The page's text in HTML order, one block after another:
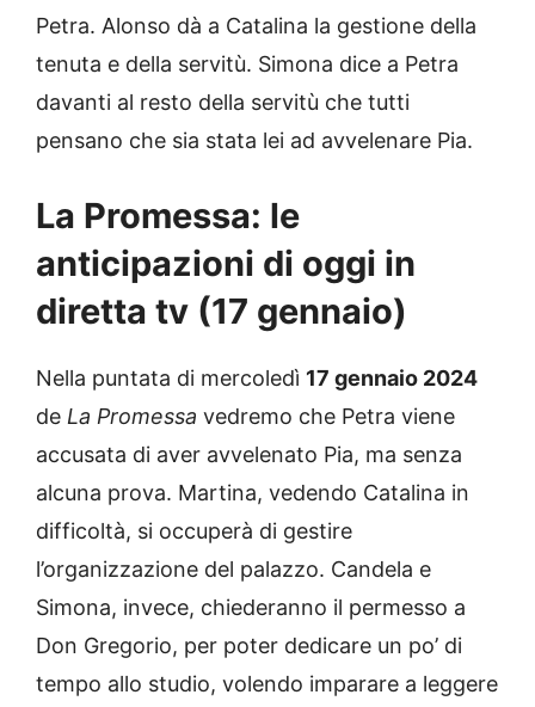
Petra. Alonso dà a Catalina la gestione della
tenuta e della servitù. Simona dice a Petra
davanti al resto della servitù che tutti
pensano che sia stata lei ad avvelenare Pia.
La Promessa: le
anticipazioni di oggi in
diretta tv (17 gennaio)
Nella puntata di mercoledì 17 gennaio 2024
de La Promessa vedremo che Petra viene
accusata di aver avvelenato Pia, ma senza
alcuna prova. Martina, vedendo Catalina in
difficoltà, si occuperà di gestire
l’organizzazione del palazzo. Candela e
Simona, invece, chiederanno il permesso a
Don Gregorio, per poter dedicare un po’ di
tempo allo studio, volendo imparare a leggere